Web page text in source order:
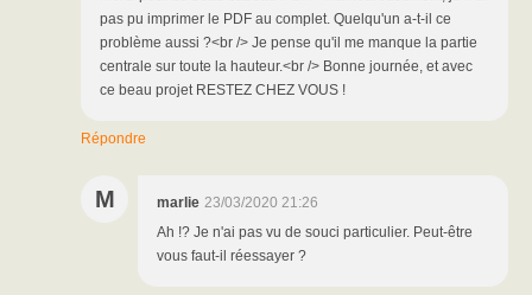
pas pu imprimer le PDF au complet. Quelqu'un a-t-il ce
problème aussi ?<br /> Je pense qu'il me manque la partie
centrale sur toute la hauteur.<br /> Bonne journée, et avec
ce beau projet RESTEZ CHEZ VOUS !
Répondre
M marlie 23/03/2020 21:26
Ah !? Je n'ai pas vu de souci particulier. Peut-être
vous faut-il réessayer ?